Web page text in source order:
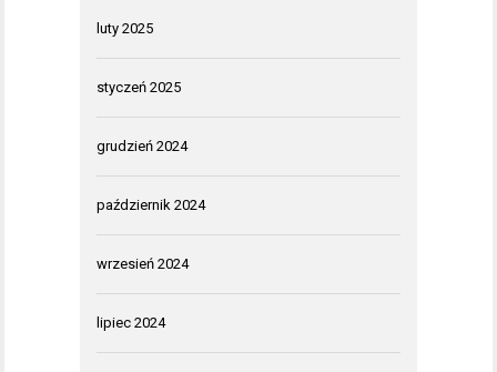
luty 2025
styczeń 2025
grudzień 2024
październik 2024
wrzesień 2024
lipiec 2024